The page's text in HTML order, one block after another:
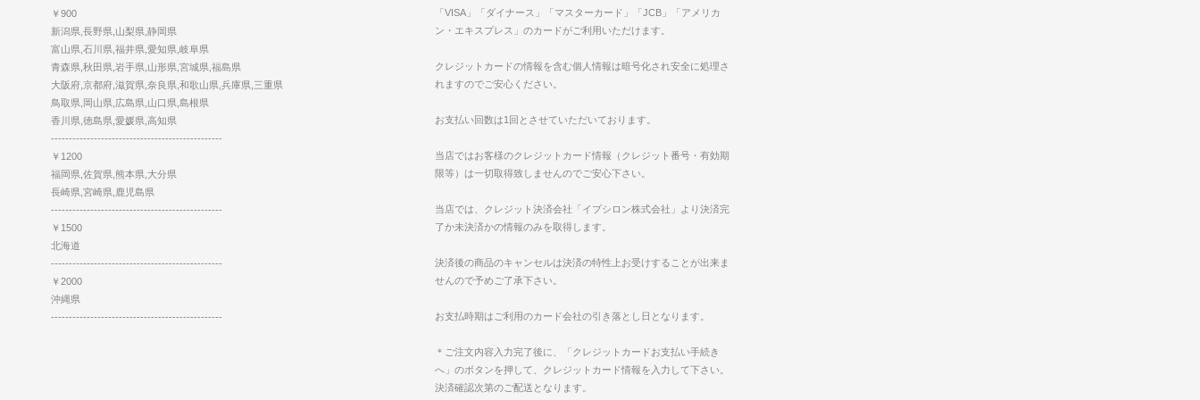
￥900
新潟県,長野県,山梨県,静岡県
富山県,石川県,福井県,愛知県,岐阜県
青森県,秋田県,岩手県,山形県,宮城県,福島県
大阪府,京都府,滋賀県,奈良県,和歌山県,兵庫県,三重県
鳥取県,岡山県,広島県,山口県,島根県
香川県,徳島県,愛媛県,高知県
------------------------------------------------
￥1200
福岡県,佐賀県,熊本県,大分県
長崎県,宮崎県,鹿児島県
------------------------------------------------
￥1500
北海道
------------------------------------------------
￥2000
沖縄県
------------------------------------------------
「VISA」「ダイナース」「マスターカード」「JCB」「アメリカ
ン・エキスプレス」のカードがご利用いただけます。
クレジットカードの情報を含む個人情報は暗号化され安全に処理さ
れますのでご安心ください。
お支払い回数は1回とさせていただいております。
当店ではお客様のクレジットカード情報（クレジット番号・有効期
限等）は一切取得致しませんのでご安心下さい。
当店では、クレジット決済会社「イプシロン株式会社」より決済完
了か未決済かの情報のみを取得します。
決済後の商品のキャンセルは決済の特性上お受けすることが出来ま
せんので予めご了承下さい。
お支払時期はご利用のカード会社の引き落とし日となります。
＊ご注文内容入力完了後に、「クレジットカードお支払い手続き
へ」のボタンを押して、クレジットカード情報を入力して下さい。
決済確認次第のご配送となります。